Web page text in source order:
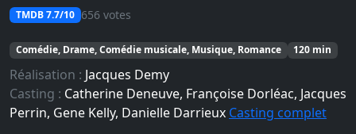
TMDB 7.7/10 656 votes
Comédie, Drame, Comédie musicale, Musique, Romance 120 min
Réalisation : Jacques Demy
Casting : Catherine Deneuve, Françoise Dorléac, Jacques
Perrin, Gene Kelly, Danielle Darrieux Casting complet